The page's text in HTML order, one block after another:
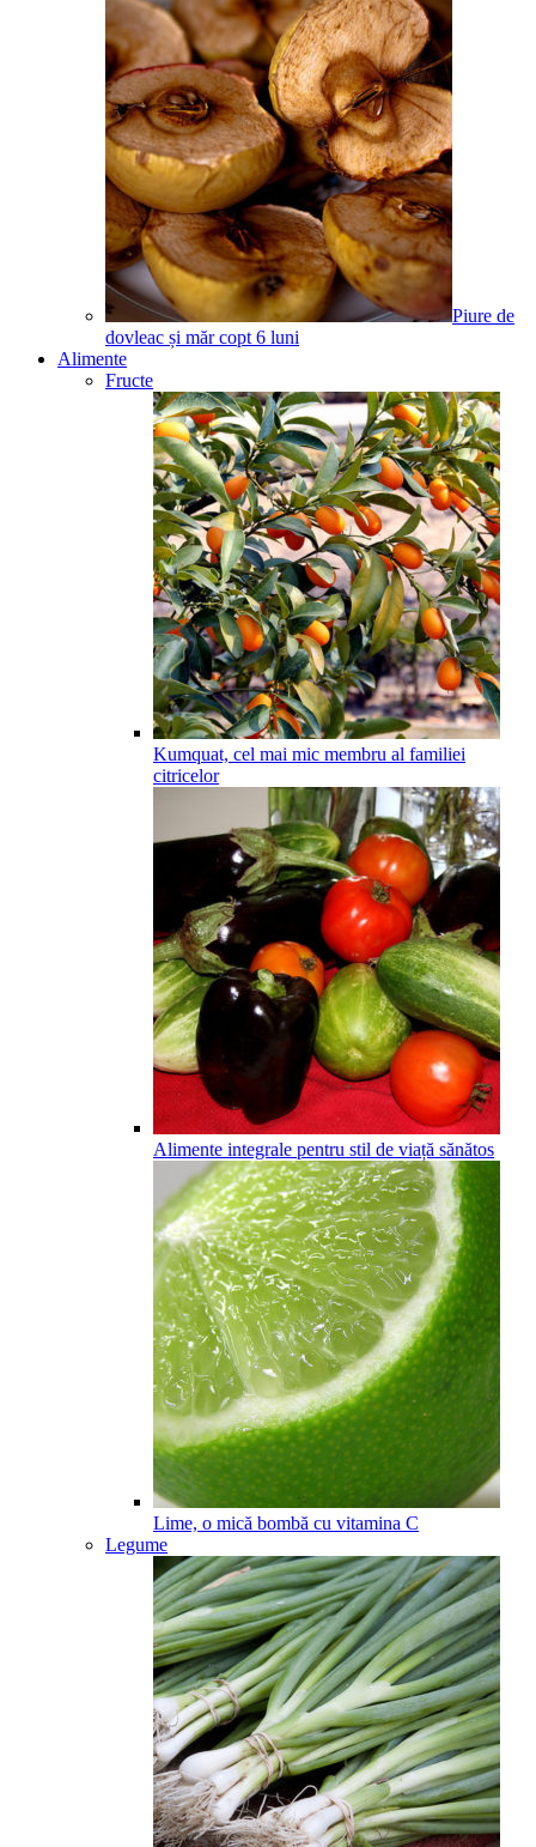
Piure de
dovleac și măr copt 6 luni
Alimente
Fructe
Kumquat, cel mai mic membru al familiei
citricelor
Alimente integrale pentru stil de viață sănătos
Lime, o mică bombă cu vitamina C
Legume